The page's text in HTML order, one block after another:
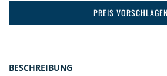
PREIS VORSCHLAGEN
BESCHREIBUNG